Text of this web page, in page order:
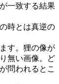
一致する結果
時とは真逆の
す。狸の像が
無い画像。ど
問われるとこ